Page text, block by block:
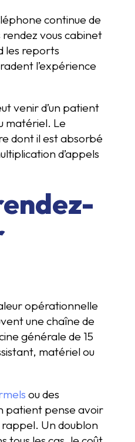
continue de
vous cabinet
les reports
l’expérience
venir d’un patient
matériel. Le
dont il est absorbé
d’appels
opérationnelle
une chaîne de
générale de 15
matériel ou
ou des
patient pense avoir
rappel. Un doublon